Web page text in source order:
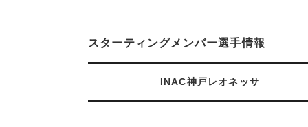
スターティングメンバー選手情報
INAC神戸レオネッサ